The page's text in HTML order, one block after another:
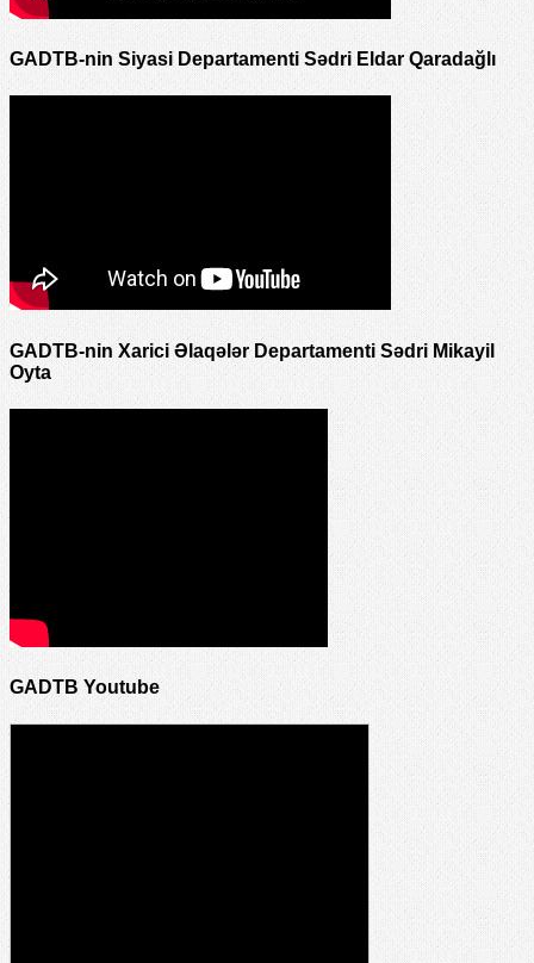
GADTB-nin Siyasi Departamenti Sədri Eldar Qaradağlı
GADTB-nin Xarici Əlaqələr Departamenti Sədri Mikayil
Oyta
GADTB Youtube